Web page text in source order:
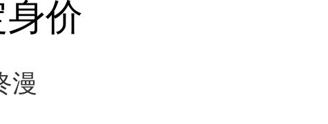
价
漫